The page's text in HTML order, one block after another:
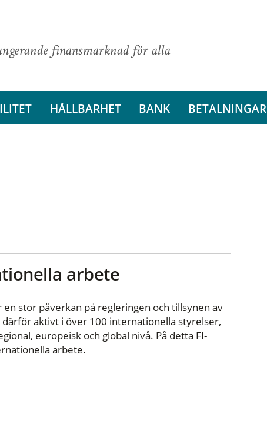
finansmarknad för alla
HÅLLBARHET BANK BETALNINGAR
arbete
stor påverkan på regleringen och tillsynen av
aktivt i över 100 internationella styrelser,
europeisk och global nivå. På detta FI-
arbete.